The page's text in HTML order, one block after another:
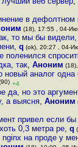
в дефолтном
(18), 17:55 , 04-
то мы бы видели,
, q (ok), 20:27 , 04-
поленился
так,Аноним
новый аналог одна
+4
да, но это
а выясня, Аноним
привел если
0,3 метра pe,q
на проде у